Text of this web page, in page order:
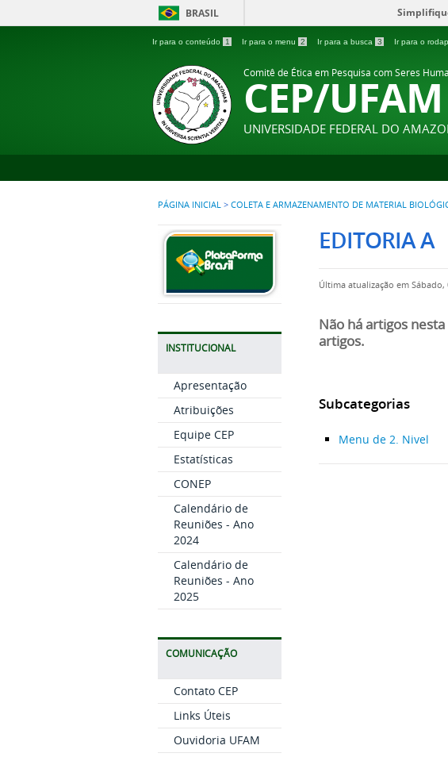
BRASIL
Ir para o conteúdo 1 Ir para o menu 2 Ir para a busca 3 Ir para o
Comitê de Ética em Pesquisa com Seres
CEP/UFAM
UNIVERSIDADE FEDERAL DO
PÁGINA INICIAL > COLETA E ARMAZENAMENTO DE MATERIAL
INSTITUCIONAL
Apresentação
Atribuições
Equipe CEP
Estatísticas
CONEP
Calendário de
Reuniões - Ano
2024
Calendário de
Reuniões - Ano
2025
COMUNICAÇÃO
Contato CEP
Links Úteis
Ouvidoria UFAM
EDITORIA A
Última atualização em
Não há artigos
artigos.
Subcategorias
Menu de 2. Nivel